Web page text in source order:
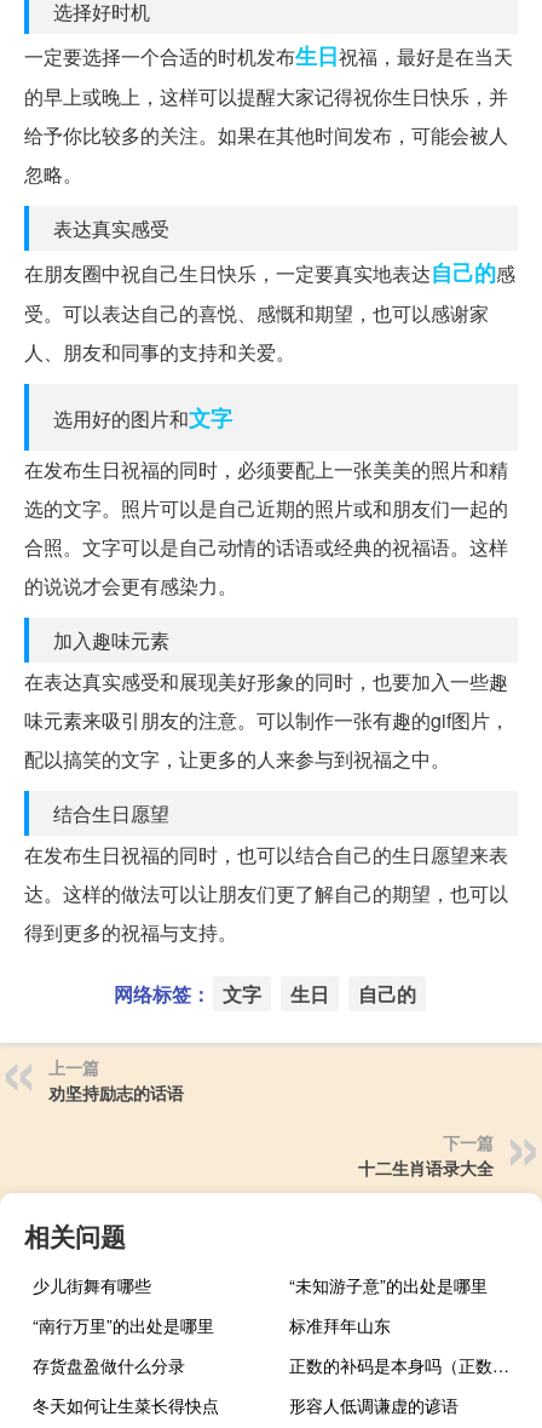
选择好时机
一定要选择一个合适的时机发布生日祝福，最好是在当天
的早上或晚上，这样可以提醒大家记得祝你生日快乐，并
给予你比较多的关注。如果在其他时间发布，可能会被人
忽略。
表达真实感受
在朋友圈中祝自己生日快乐，一定要真实地表达自己的感
受。可以表达自己的喜悦、感慨和期望，也可以感谢家
人、朋友和同事的支持和关爱。
选用好的图片和文字
在发布生日祝福的同时，必须要配上一张美美的照片和精
选的文字。照片可以是自己近期的照片或和朋友们一起的
合照。文字可以是自己动情的话语或经典的祝福语。这样
的说说才会更有感染力。
加入趣味元素
在表达真实感受和展现美好形象的同时，也要加入一些趣
味元素来吸引朋友的注意。可以制作一张有趣的gif图片，
配以搞笑的文字，让更多的人来参与到祝福之中。
结合生日愿望
在发布生日祝福的同时，也可以结合自己的生日愿望来表
达。这样的做法可以让朋友们更了解自己的期望，也可以
得到更多的祝福与支持。
网络标签： 文字 生日 自己的
上一篇
劝坚持励志的话语
下一篇
十二生肖语录大全
相关问题
少儿街舞有哪些
“未知游子意”的出处是哪里
“南行万里”的出处是哪里
标准拜年山东
存货盘盈做什么分录
正数的补码是本身吗（正数的补码）
冬天如何让生菜长得快点
形容人低调谦虚的谚语